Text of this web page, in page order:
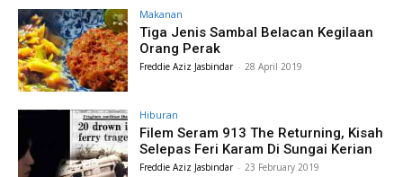
Makanan
Tiga Jenis Sambal Belacan Kegilaan
Orang Perak
Freddie Aziz Jasbindar - 28 April 2019
Hiburan
Filem Seram 913 The Returning, Kisah
Selepas Feri Karam Di Sungai Kerian
Freddie Aziz Jasbindar - 23 February 2019